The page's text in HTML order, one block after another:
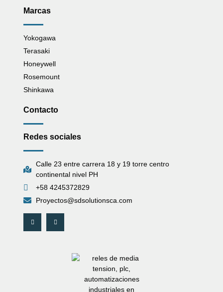
Marcas
Yokogawa
Terasaki
Honeywell
Rosemount
Shinkawa
Contacto
Redes sociales
Calle 23 entre carrera 18 y 19 torre centro
continental nivel PH
+58 4245372829
Proyectos@sdsolutionsca.com